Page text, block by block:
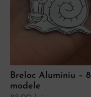
Breloc Aluminiu – 8
modele